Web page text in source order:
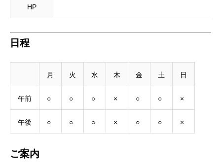
HP
日程
月 火 水 木 金 土 日
午前 ○ ○ ○ × ○ ○ ×
午後 ○ ○ ○ × ○ ○ ×
ご案内